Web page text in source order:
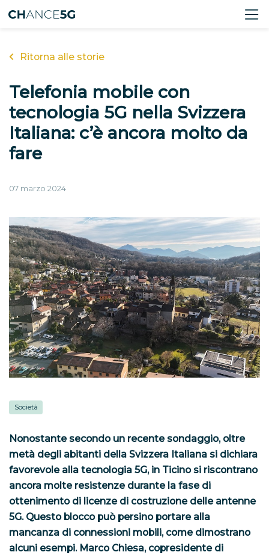
Ritorna alle storie
Telefonia mobile con
tecnologia 5G nella Svizzera
Italiana: c’è ancora molto da
fare
07 marzo 2024
Società
Nonostante secondo un recente sondaggio, oltre
metà degli abitanti della Svizzera Italiana si dichiara
favorevole alla tecnologia 5G, in Ticino si riscontrano
ancora molte resistenze durante la fase di
ottenimento di licenze di costruzione delle antenne
5G. Questo blocco può persino portare alla
mancanza di connessioni mobili, come dimostrano
alcuni esempi. Marco Chiesa, copresidente di